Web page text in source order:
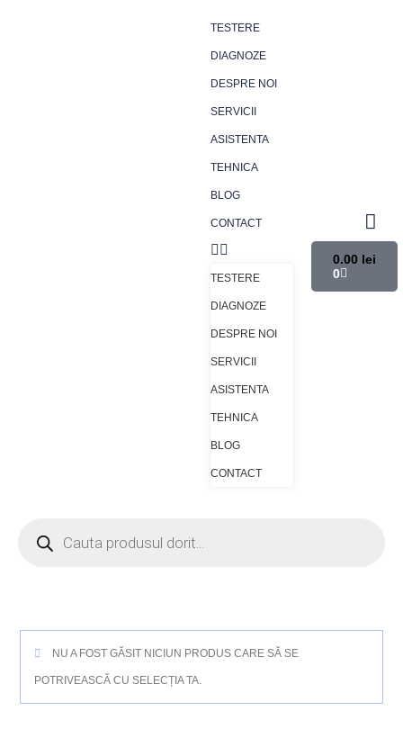
TESTERE
DIAGNOZE
DESPRE NOI
SERVICII
ASISTENTA
TEHNICA
BLOG
CONTACT
TESTERE
DIAGNOZE
DESPRE NOI
SERVICII
ASISTENTA
TEHNICA
BLOG
CONTACT
0.00 lei
0
NU A FOST GĂSIT NICIUN PRODUS CARE SĂ SE
POTRIVEASCĂ CU SELECȚIA TA.